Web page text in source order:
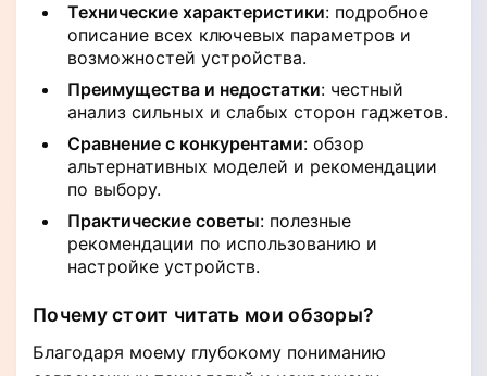
Технические характеристики: подробное
описание всех ключевых параметров и
возможностей устройства.
Преимущества и недостатки: честный
анализ сильных и слабых сторон гаджетов.
Сравнение с конкурентами: обзор
альтернативных моделей и рекомендации
по выбору.
Практические советы: полезные
рекомендации по использованию и
настройке устройств.
Почему стоит читать мои обзоры?
Благодаря моему глубокому пониманию